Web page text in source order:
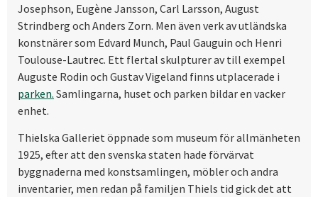
Josephson, Eugène Jansson, Carl Larsson, August
Strindberg och Anders Zorn. Men även verk av utländska
konstnärer som Edvard Munch, Paul Gauguin och Henri
Toulouse-Lautrec. Ett flertal skulpturer av till exempel
Auguste Rodin och Gustav Vigeland finns utplacerade i
parken. Samlingarna, huset och parken bildar en vacker
enhet.
Thielska Galleriet öppnade som museum för allmänheten
1925, efter att den svenska staten hade förvärvat
byggnaderna med konstsamlingen, möbler och andra
inventarier, men redan på familjen Thiels tid gick det att